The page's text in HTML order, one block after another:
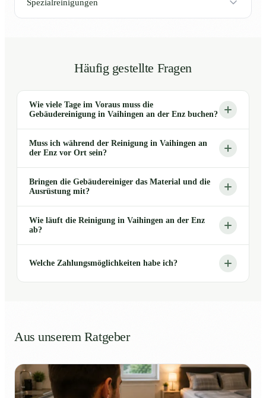
Spezialreinigungen
Häufig gestellte Fragen
Wie viele Tage im Voraus muss die
Gebäudereinigung in Vaihingen an der Enz buchen?
Muss ich während der Reinigung in Vaihingen an
der Enz vor Ort sein?
Bringen die Gebäudereiniger das Material und die
Ausrüstung mit?
Wie läuft die Reinigung in Vaihingen an der Enz
ab?
Welche Zahlungsmöglichkeiten habe ich?
Aus unserem Ratgeber